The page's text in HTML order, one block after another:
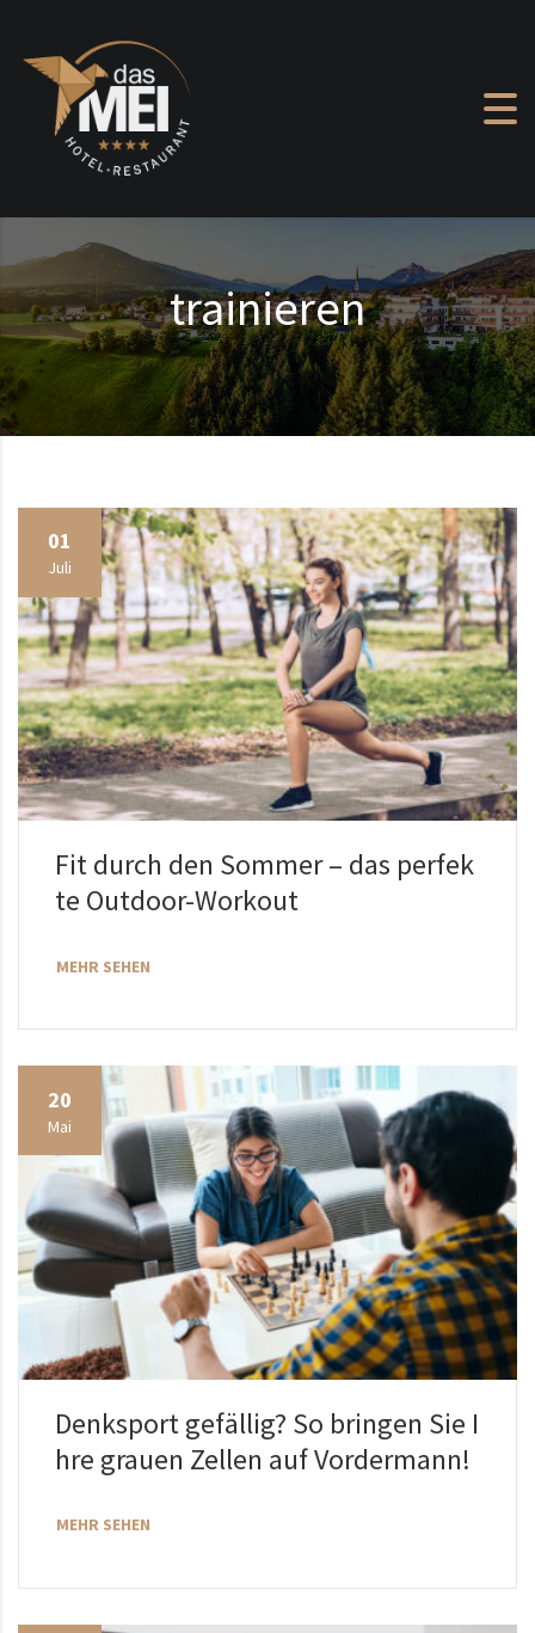
trainieren
01
Juli
Fit durch den Sommer – das perfek
te Outdoor-Workout
MEHR SEHEN
20
Mai
Denksport gefällig? So bringen Sie I
hre grauen Zellen auf Vordermann!
MEHR SEHEN